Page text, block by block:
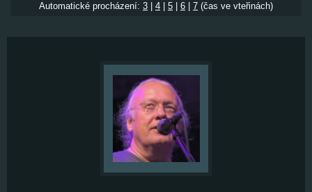
Automatické procházení: 3 4 5 6 7 (čas ve vteřinách)